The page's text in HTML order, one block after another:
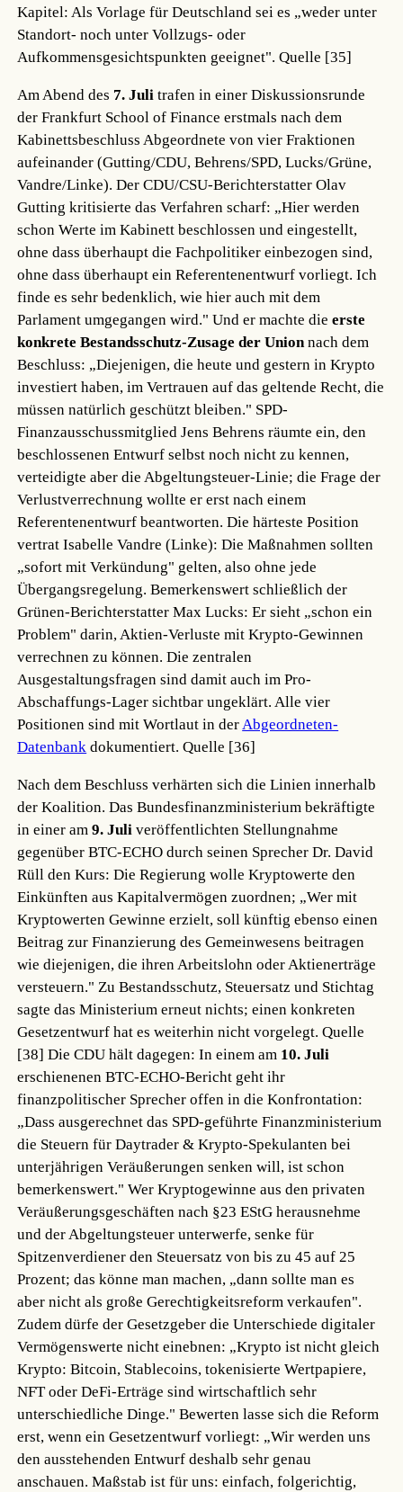
Kapitel: Als Vorlage für Deutschland sei es „weder unter
Standort- noch unter Vollzugs- oder
Aufkommensgesichtspunkten geeignet".Quelle [35]
Am Abend des 7. Juli trafen in einer Diskussionsrunde
der Frankfurt School of Finance erstmals nach dem
Kabinettsbeschluss Abgeordnete von vier Fraktionen
aufeinander (Gutting/CDU, Behrens/SPD, Lucks/Grüne,
Vandre/Linke). Der CDU/CSU-Berichterstatter Olav
Gutting kritisierte das Verfahren scharf: „Hier werden
schon Werte im Kabinett beschlossen und eingestellt,
ohne dass überhaupt die Fachpolitiker einbezogen sind,
ohne dass überhaupt ein Referentenentwurf vorliegt. Ich
finde es sehr bedenklich, wie hier auch mit dem
Parlament umgegangen wird." Und er machte dieerste
konkrete Bestandsschutz-Zusage der Unionnach dem
Beschluss: „Diejenigen, die heute und gestern in Krypto
investiert haben, im Vertrauen auf das geltende Recht, die
müssen natürlich geschützt bleiben." SPD-
Finanzausschussmitglied Jens Behrens räumte ein, den
beschlossenen Entwurf selbst noch nicht zu kennen,
verteidigte aber die Abgeltungsteuer-Linie; die Frage der
Verlustverrechnung wollte er erst nach einem
Referentenentwurf beantworten. Die härteste Position
vertrat Isabelle Vandre (Linke): Die Maßnahmen sollten
„sofort mit Verkündung" gelten, also ohne jede
Übergangsregelung. Bemerkenswert schließlich der
Grünen-Berichterstatter Max Lucks: Er sieht „schon ein
Problem" darin, Aktien-Verluste mit Krypto-Gewinnen
verrechnen zu können. Die zentralen
Ausgestaltungsfragen sind damit auch im Pro-
Abschaffungs-Lager sichtbar ungeklärt. Alle vier
Positionen sind mit Wortlaut in derAbgeordneten-
Datenbank dokumentiert.Quelle [36]
Nach dem Beschluss verhärten sich die Linien innerhalb
der Koalition. Das Bundesfinanzministerium bekräftigte
in einer am9. Juli veröffentlichten Stellungnahme
gegenüber BTC-ECHO durch seinen Sprecher Dr. David
Rüll den Kurs: Die Regierung wolle Kryptowerte den
Einkünften aus Kapitalvermögen zuordnen; „Wer mit
Kryptowerten Gewinne erzielt, soll künftig ebenso einen
Beitrag zur Finanzierung des Gemeinwesens beitragen
wie diejenigen, die ihren Arbeitslohn oder Aktienerträge
versteuern." Zu Bestandsschutz, Steuersatz und Stichtag
sagte das Ministerium erneut nichts; einen konkreten
Gesetzentwurf hat es weiterhin nicht vorgelegt.Quelle
[38] Die CDU hält dagegen: In einem am 10. Juli
erschienenen BTC-ECHO-Bericht geht ihr
finanzpolitischer Sprecher offen in die Konfrontation:
„Dass ausgerechnet das SPD-geführte Finanzministerium
die Steuern für Daytrader & Krypto-Spekulanten bei
unterjährigen Veräußerungen senken will, ist schon
bemerkenswert." Wer Kryptogewinne aus den privaten
Veräußerungsgeschäften nach §23 EStG herausnehme
und der Abgeltungsteuer unterwerfe, senke für
Spitzenverdiener den Steuersatz von bis zu 45 auf 25
Prozent; das könne man machen, „dann sollte man es
aber nicht als große Gerechtigkeitsreform verkaufen".
Zudem dürfe der Gesetzgeber die Unterschiede digitaler
Vermögenswerte nicht einebnen: „Krypto ist nicht gleich
Krypto: Bitcoin, Stablecoins, tokenisierte Wertpapiere,
NFT oder DeFi-Erträge sind wirtschaftlich sehr
unterschiedliche Dinge." Bewerten lasse sich die Reform
erst, wenn ein Gesetzentwurf vorliegt: „Wir werden uns
den ausstehenden Entwurf deshalb sehr genau
anschauen. Maßstab ist für uns: einfach, folgerichtig,